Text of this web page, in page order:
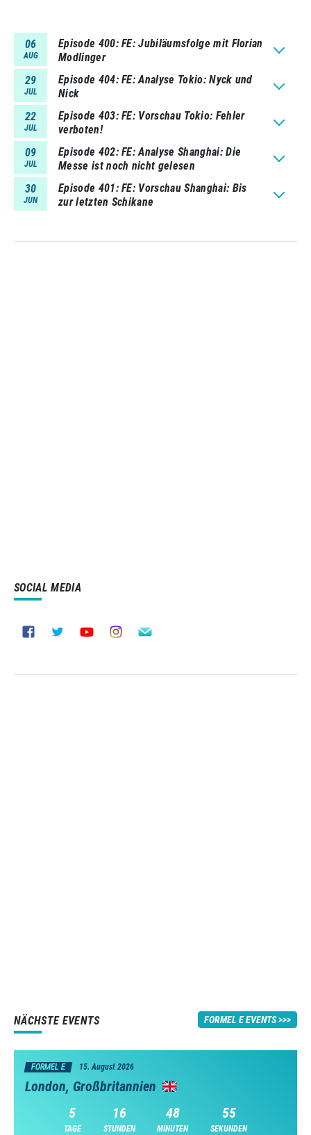
06
AUG
Episode 400 FE: Jubiläumsfolge mit Florian
Modlinger
29
JUL
Episode 404 FE: Analyse Tokio: Nyck und
Nick
22
JUL
Episode 403 FE: Vorschau Tokio: Fehler
verboten!
09
JUL
Episode 402 FE: Analyse Shanghai: Die
Messe ist noch nicht gelesen
30
JUN
Episode 401 FE: Vorschau Shanghai: Bis
zur letzten Schikane
SOCIAL MEDIA
NÄCHSTE EVENTS FORMEL E EVENTS
FORMEL E 15. August 2026
London, Großbritannien
5
TAGE
16
STUNDEN
48
MINUTEN
54
SEKUNDEN